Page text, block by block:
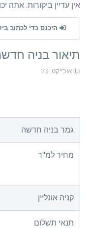
אין עדיין ביקורות. אתה
היכנס כדי לכתוב
תיאור בניה
ID אובייקט: 73
גמר בניה חדשה
מחיר למ"ר
קניה אונליין
תנאי תשלום